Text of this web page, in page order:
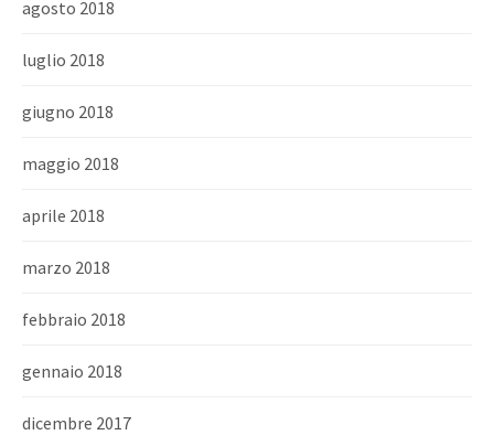
agosto 2018
luglio 2018
giugno 2018
maggio 2018
aprile 2018
marzo 2018
febbraio 2018
gennaio 2018
dicembre 2017